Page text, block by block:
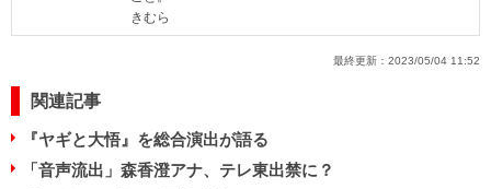
きむら
最終更新： 2023/05/04 11:52
関連記事
『ヤギと大悟』を総合演出が語る
「音声流出」森香澄アナ、テレ東出禁に？